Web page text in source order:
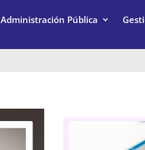
Administración Pública